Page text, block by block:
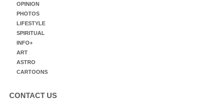
OPINION
PHOTOS
LIFESTYLE
SPIRITUAL
INFO+
ART
ASTRO
CARTOONS
CONTACT US